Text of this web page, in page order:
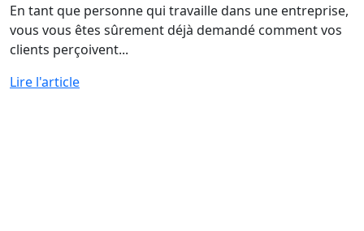
En tant que personne qui travaille dans une entreprise,
vous vous êtes sûrement déjà demandé comment vos
clients perçoivent...
Lire l'article